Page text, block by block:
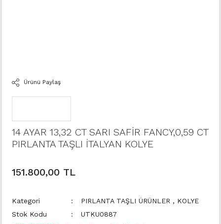
Ürünü Paylaş
14 AYAR 13,32 CT SARI SAFİR FANCY,0,59 CT
PIRLANTA TAŞLI İTALYAN KOLYE
151.800,00 TL
Kategori PIRLANTA TAŞLI ÜRÜNLER , KOLYE
Stok Kodu
UTKU0887